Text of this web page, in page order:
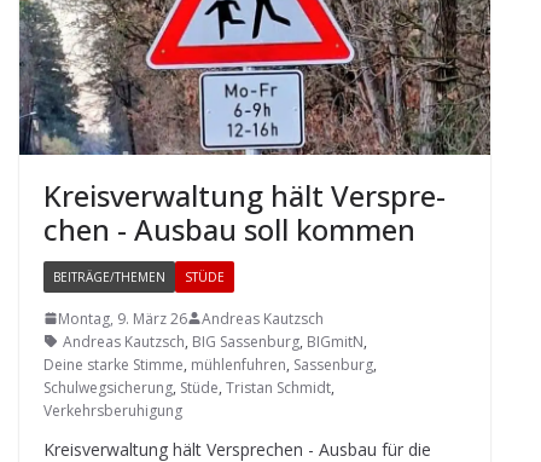
Kreis­ver­wal­tung hält Ver­spre­
chen - Aus­bau soll kommen
BEITRÄGE/THEMEN STÜDE
Montag, 9. März 26
Andreas Kautzsch
Andreas Kautzsch, BIG Sassenburg, BIGmitN,
Deine starke Stimme, mühlenfuhren, Sassenburg,
Schulwegsicherung, Stüde, Tristan Schmidt,
Verkehrsberuhigung
Kreis­ver­wal­tung hält Ver­spre­chen - Aus­bau für die